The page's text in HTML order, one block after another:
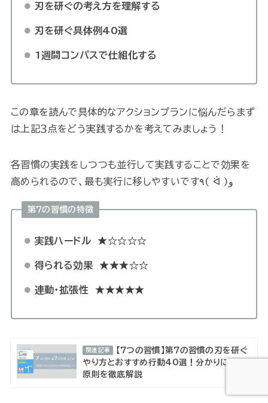
刃を研ぐの考え方を理解する
刃を研ぐ具体例40選
1週間コンパスで仕組化する
この章を読んで具体的なアクションプランに悩んだらまず
は上記３点をどう実践するかを考えてみましょう！
各習慣の実践をしつつも並行して実践することで効果を
高められるので、最も実行に移しやすいです٩( ᐛ )و
第7の習慣の特徴
実践ハードル★☆☆☆☆
得られる効果★★★☆☆
連動・拡張性 ★★★★★
関連記事
【7つの習慣】第7の習慣の刃を研ぐ
やり方とおすすめ行動40選！分かりにくい
原則を徹底解説